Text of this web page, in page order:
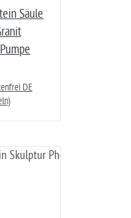
Säule
DE